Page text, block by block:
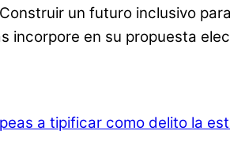
un futuro inclusivo
en su propuesta
a tipificar como delito la